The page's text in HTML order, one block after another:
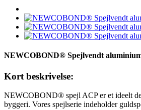
NEWCOBOND® Spejlvendt
Kort beskrivelse:
NEWCOBOND® spejl ACP er et ideelt
byggeri. Vores spejlserie indeholder